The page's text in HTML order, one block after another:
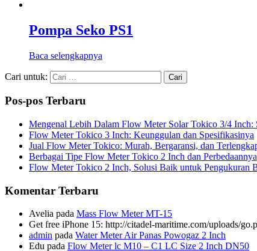
Pompa Seko PS1
Baca selengkapnya
Cari untuk:
Pos-pos Terbaru
Mengenal Lebih Dalam Flow Meter Solar Tokico 3/4
Flow Meter Tokico 3 Inch: Keunggulan dan Spesifikasinya
Jual Flow Meter Tokico: Murah, Bergaransi, dan
Berbagai Tipe Flow Meter Tokico 2 Inch dan Perbedaannya
Flow Meter Tokico 2 Inch, Solusi Baik untuk Pengukuran
Komentar Terbaru
Avelia pada Mass Flow Meter MT-15
Get free iPhone 15: http://citadel-maritime.com/uploads/
admin pada Water Meter Air Panas Powogaz 2 Inch
Edu pada Flow Meter lc M10 – C1 LC Size 2 Inch DN50